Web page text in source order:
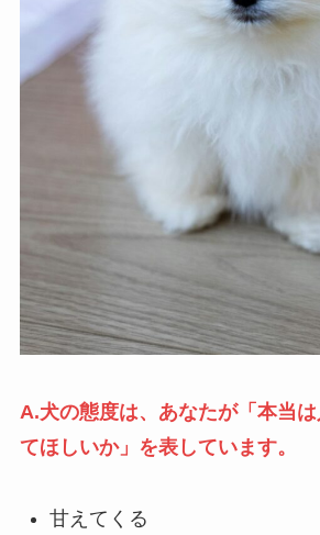
A.犬の態度は、あなたが「本当
てほしいか」を表しています。
甘えてくる